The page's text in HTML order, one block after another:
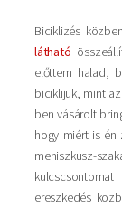
Biciklizés
látható
előttem halad,
biciklijük, mint
ben vásárolt
hogy miért is
meniszkusz-
ereszkedés